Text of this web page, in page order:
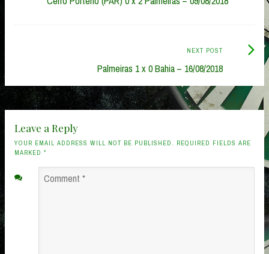
navigation
NEXT POST
Palmeiras 1 x 0 Bahia – 16/08/2018
Next
Leave a Reply
YOUR EMAIL ADDRESS WILL NOT BE PUBLISHED. REQUIRED FIELDS ARE
MARKED *
Comment